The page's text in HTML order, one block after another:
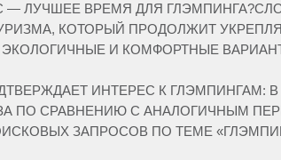
— ЛУЧШЕЕ ВРЕМЯ ДЛЯ
КОТОРЫЙ ПРОДОЛЖИТ
И КОМФОРТНЫЕ
ИНТЕРЕС К ГЛЭМПИНГАМ:
ПО СРАВНЕНИЮ С АНАЛОГИЧНЫМ
ЗАПРОСОВ ПО ТЕМЕ